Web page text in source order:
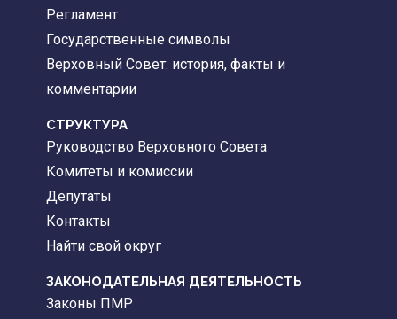
Регламент
Государственные символы
Верховный Совет: история, факты и
комментарии
CТРУКТУРА
Руководство Верховного Совета
Комитеты и комиссии
Депутаты
Контакты
Найти свой округ
ЗАКОНОДАТЕЛЬНАЯ ДЕЯТЕЛЬНОСТЬ
Законы ПМР